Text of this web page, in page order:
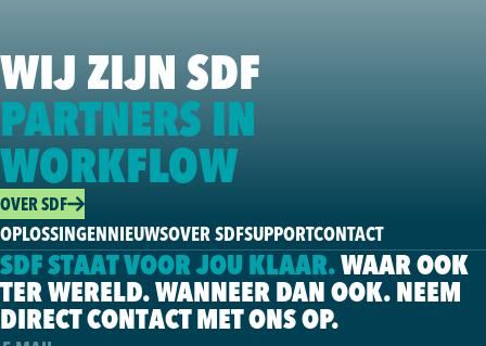
WIJ ZIJN SDF
PARTNERS IN
WORKFLOW
OVER SDF
OPLOSSINGENNIEUWSOVER SDFSUPPORTCONTACT
SDF STAAT VOOR JOU KLAAR.WAAR OOK
TER WERELD. WANNEER DAN OOK. NEEM
DIRECT CONTACT MET ONS OP.